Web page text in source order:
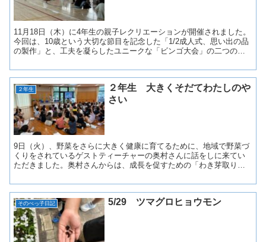
11月18日（木）に4年生の親子レクリエーションが開催されました。
今回は、10歳という大切な節目を記念した「1/2成人式、思い出の品
の製作」と、工夫を凝らしたユニークな「ビンゴ大会」の二つのプ
２年生
２年生 大きくそだてわたしのや
さい
9日（火）、野菜をさらに大きく健康に育てるために、地域で野菜づ
くりをされているゲストティーチャーの奥村さんに話をしに来てい
ただきました。奥村さんからは、成長を促すための「わき芽取り」
そのべっ子日記 5/29 ツマグロヒョウモン